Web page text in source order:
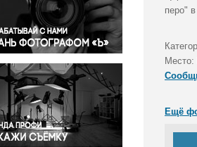
Правосудие
Происшествия и конфликты
Религия
Светская жизнь
Спорт
Экология
Экономика и бизнес
перо"
Место:
Ещё